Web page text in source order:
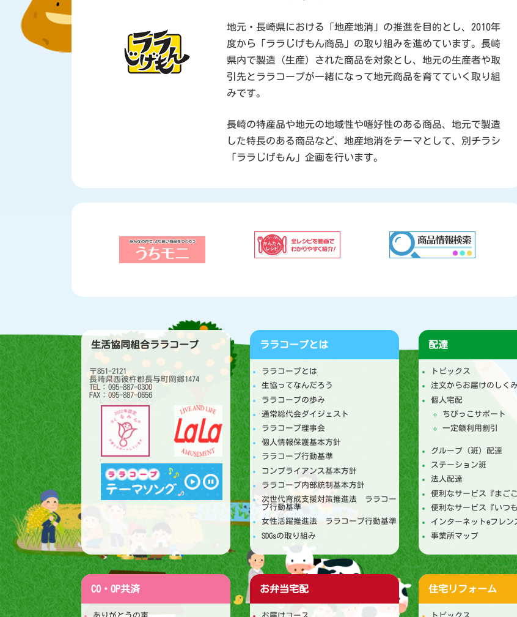
地元・長崎県における「地産地消」の推進を目的とし、2010年
度から「ララじげもん商品」の取り組みを進めています。長崎
県内で製造（生産）された商品を対象とし、地元の生産者や取
引先とララコープが一緒になって地元商品を育てていく取り組
みです。
長崎の特産品や地元の地域性や嗜好性のある商品、地元で製造
した特長のある商品など、地産地消をテーマとして、別チラシ
「ララじげもん」企画を行います。
生活協同組合ララコープ
〒851-2121
長崎県西彼杵郡長与町岡郷1474
TEL：095-887-0300
FAX：095-887-0656
ララコープとは
ララコープとは
生協ってなんだろう
ララコープの歩み
通常総代会ダイジェスト
ララコープ理事会
個人情報保護基本方針
ララコープ行動基準
コンプライアンス基本方針
ララコープ内部統制基本方針
次世代育成支援対策推進法 ララコー
プ行動基準
女性活躍推進法 ララコープ行動基準
SDGsの取り組み
配達
トピックス
注文からお届けのしくみ
個人宅配
ちびっこサポート
一定額利用割引
グループ（班）配達
ステーション班
法人配達
便利なサービス『まごこ
便利なサービス『いつも
インターネットeフレン
事業所マップ
CO・OP共済 お弁当宅配 住宅リフォーム